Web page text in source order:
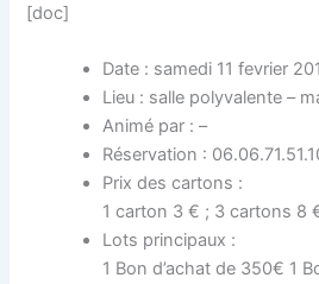
[doc]
Date : samedi 11 fevrier
Lieu : salle polyvalente –
Animé par : –
Réservation :
Prix des cartons :
1 carton 3 € ; 3 cartons 8
Lots principaux :
1 Bon d’achat de 350€ 1